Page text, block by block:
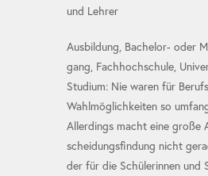
und Leh­rer
Aus­bil­dung, Bache­lor- oder
gang, Fach­hoch­schule,
Stu­dium: Nie wa­ren für
Wahl­mög­lich­kei­ten so
Aller­dings macht ei­ne gro­ße
schei­dungs­fin­dung nicht
der für die Schü­lerin­nen und